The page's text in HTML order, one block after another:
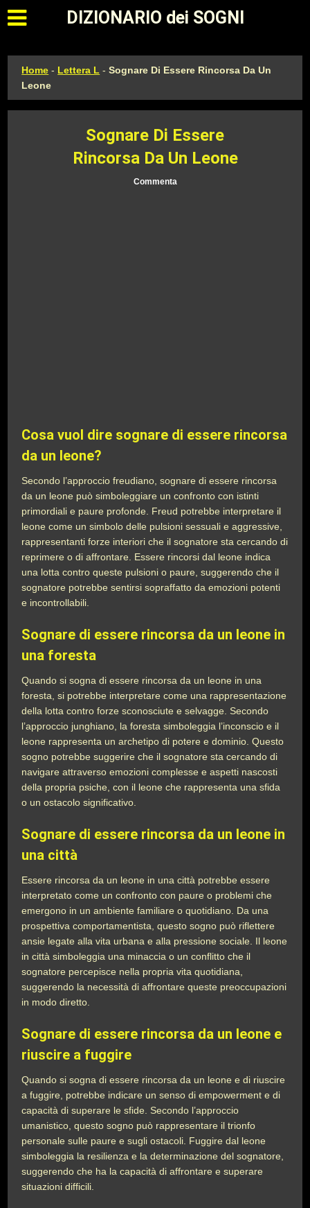
Apri il menu principale
DIZIONARIO dei SOGNI
Home - Lettera L -Sognare Di Essere Rincorsa Da Un
Leone
Sognare Di Essere
Rincorsa Da Un Leone
Commenta
Cosa vuol dire sognare di essere rincorsa
da un leone?
Secondo l’approccio freudiano, sognare di essere rincorsa
da un leone può simboleggiare un confronto con istinti
primordiali e paure profonde. Freud potrebbe interpretare il
leone come un simbolo delle pulsioni sessuali e aggressive,
rappresentanti forze interiori che il sognatore sta cercando di
reprimere o di affrontare. Essere rincorsi dal leone indica
una lotta contro queste pulsioni o paure, suggerendo che il
sognatore potrebbe sentirsi sopraffatto da emozioni potenti
e incontrollabili.
Sognare di essere rincorsa da un leone in
una foresta
Quando si sogna di essere rincorsa da un leone in una
foresta, si potrebbe interpretare come una rappresentazione
della lotta contro forze sconosciute e selvagge. Secondo
l’approccio junghiano, la foresta simboleggia l’inconscio e il
leone rappresenta un archetipo di potere e dominio. Questo
sogno potrebbe suggerire che il sognatore sta cercando di
navigare attraverso emozioni complesse e aspetti nascosti
della propria psiche, con il leone che rappresenta una sfida
o un ostacolo significativo.
Sognare di essere rincorsa da un leone in
una città
Essere rincorsa da un leone in una città potrebbe essere
interpretato come un confronto con paure o problemi che
emergono in un ambiente familiare o quotidiano. Da una
prospettiva comportamentista, questo sogno può riflettere
ansie legate alla vita urbana e alla pressione sociale. Il leone
in città simboleggia una minaccia o un conflitto che il
sognatore percepisce nella propria vita quotidiana,
suggerendo la necessità di affrontare queste preoccupazioni
in modo diretto.
Sognare di essere rincorsa da un leone e
riuscire a fuggire
Quando si sogna di essere rincorsa da un leone e di riuscire
a fuggire, potrebbe indicare un senso di empowerment e di
capacità di superare le sfide. Secondo l’approccio
umanistico, questo sogno può rappresentare il trionfo
personale sulle paure e sugli ostacoli. Fuggire dal leone
simboleggia la resilienza e la determinazione del sognatore,
suggerendo che ha la capacità di affrontare e superare
situazioni difficili.